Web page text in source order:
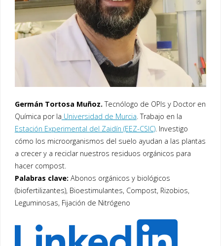
Germán Tortosa Muñoz.Tecnólogo de OPIs y Doctor en
Química por la Universidad de Murcia. Trabajo en la
Estación Experimental del Zaidín (EEZ-CSIC). Investigo
cómo los microorganismos del suelo ayudan a las plantas
a crecer y a reciclar nuestros residuos orgánicos para
hacer compost.
Palabras clave:Abonos orgánicos y biológicos
(biofertilizantes), Bioestimulantes, Compost, Rizobios,
Leguminosas, Fijación de Nitrógeno